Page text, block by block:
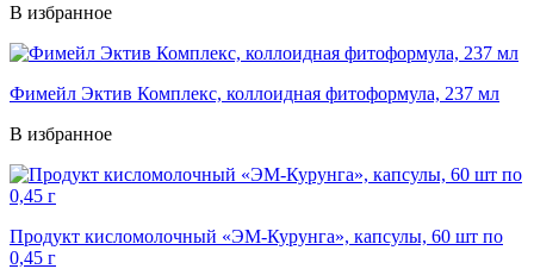
В избранное
Фимейл Эктив Комплекс, коллоидная фитоформула, 237 мл
В избранное
Продукт кисломолочный «ЭМ-Курунга», капсулы, 60 шт по
0,45 г